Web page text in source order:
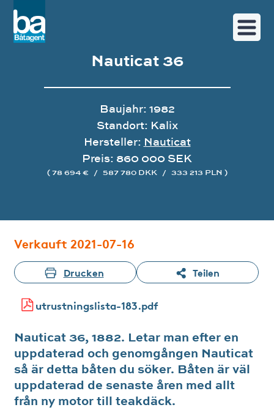
Nauticat 36
Baujahr: 1982
Standort: Kalix
Hersteller: Nauticat
Preis: 860 000 SEK
( 78 694 € / 587 780 DKK / 333 213 PLN )
Verkauft 2021-07-16
Drucken Teilen
utrustningslista-183.pdf
Nauticat 36, 1882. Letar man efter en
uppdaterad och genomgången Nauticat
så är detta båten du söker. Båten är väl
uppdaterad de senaste åren med allt
från ny motor till teakdäck.